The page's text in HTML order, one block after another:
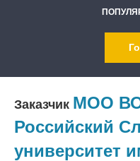
Заказчик МОО ВО
Российский
университет